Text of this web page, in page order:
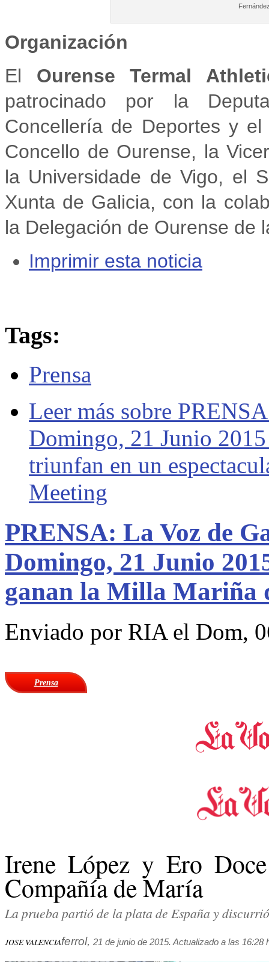
Organización
El Ourense Termal
patrocinado por la
Concellería de Deportes y
Concello de Ourense, la
la Universidade de Vigo, el
Xunta de Galicia, con la
la Delegación de Ourense de
Imprimir esta noticia
Tags:
Prensa
Leer más sobre
Domingo, 21 Junio
triunfan en un
Meeting
PRENSA: La Voz de
Domingo, 21 Junio
ganan la Milla Mariña
Enviado por RIAel Dom,
Prensa
Irene López y Ero
Compañía de María
La prueba partió de la plata de España y
JOSE VALENCIAferrol, 21 de junio de 2015. Actualizado a las 16:28